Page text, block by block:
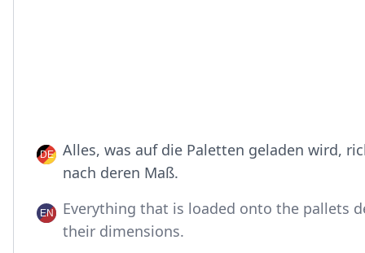
Alles, was auf die Paletten geladen wird,
nach deren Maß.
Everything that is loaded onto the pallets
their dimensions.